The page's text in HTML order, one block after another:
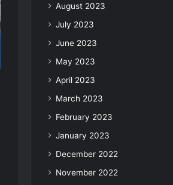
August 2023
July 2023
June 2023
May 2023
April 2023
March 2023
February 2023
January 2023
December 2022
November 2022